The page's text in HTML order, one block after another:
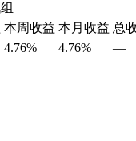
本周收益 本月收益 总
4.76% 4.76% —